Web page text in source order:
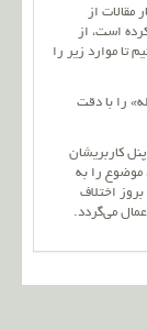
از
است، از
تا موارد زیر را
را با دقت
کاربریشان
موضوع را به
اختلاف
می‌گردد.